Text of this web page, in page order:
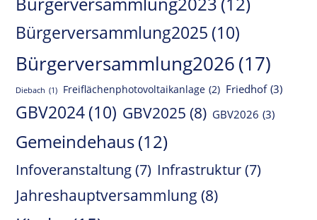
Bürgerversammlung2023 (12)
Bürgerversammlung2025 (10)
Bürgerversammlung2026(17)
Diebach (1) Freiflächenphotovoltaikanlage (2) Friedhof (3)
GBV2024(10) GBV2025 (8) GBV2026 (3)
Gemeindehaus(12)
Infoveranstaltung(7) Infrastruktur(7)
Jahreshauptversammlung (8)